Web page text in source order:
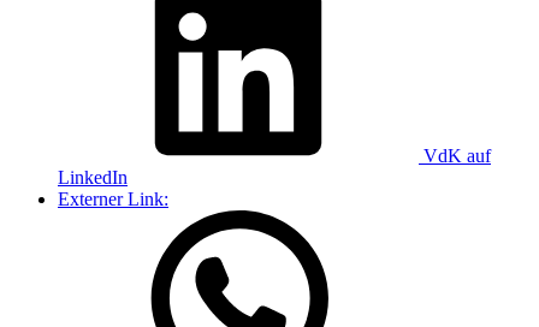
VdK auf
LinkedIn
Externer Link: